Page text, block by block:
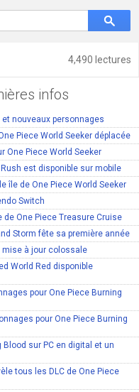
4,490 lectures
infos
nouveaux personnages
Piece World Seeker déplacée
One Piece World Seeker
est disponible sur mobile
île de One Piece World Seeker
Switch
de One Piece Treasure Cruise
Storm fête sa première année
mise à jour colossale
World Red disponible
pour One Piece Burning
pour One Piece Burning
Blood sur PC en digital et un
tous les DLC de One Piece